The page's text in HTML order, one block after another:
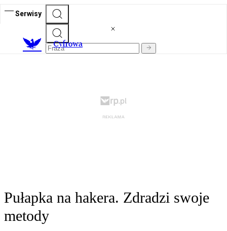
Serwisy
Cyfrowa
Pułapka na hakera. Zdradzi swoje
metody